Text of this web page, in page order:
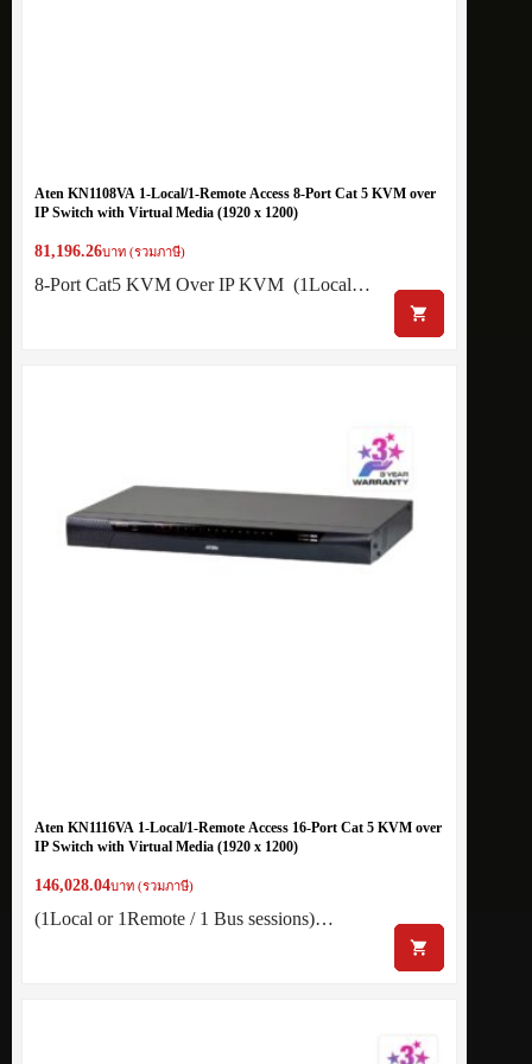
Aten KN1108VA 1-Local/1-Remote Access 8-Port Cat 5 KVM over
IP Switch with Virtual Media (1920 x 1200)
81,196.26บาท (รวมภาษี)
8-Port Cat5 KVM Over IP KVM (1Local…
Aten KN1116VA 1-Local/1-Remote Access 16-Port Cat 5 KVM over
IP Switch with Virtual Media (1920 x 1200)
146,028.04บาท (รวมภาษี)
(1Local or 1Remote / 1 Bus sessions)…